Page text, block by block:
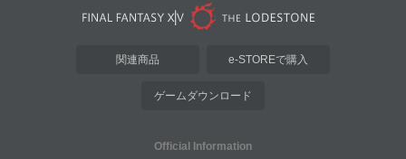
関連商品 e-STOREで購入
ゲームダウンロード
Official Information